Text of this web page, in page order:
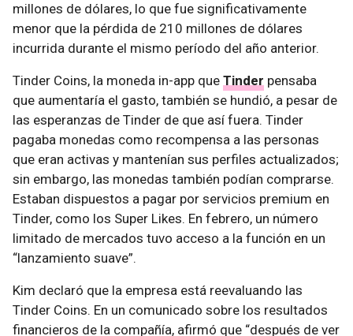
millones de dólares, lo que fue significativamente
menor que la pérdida de 210 millones de dólares
incurrida durante el mismo período del año anterior.
Tinder Coins, la moneda in-app que Tinder pensaba
que aumentaría el gasto, también se hundió, a pesar de
las esperanzas de Tinder de que así fuera. Tinder
pagaba monedas como recompensa a las personas
que eran activas y mantenían sus perfiles actualizados;
sin embargo, las monedas también podían comprarse.
Estaban dispuestos a pagar por servicios premium en
Tinder, como los Super Likes. En febrero, un número
limitado de mercados tuvo acceso a la función en un
“lanzamiento suave”.
Kim declaró que la empresa está reevaluando las
Tinder Coins. En un comunicado sobre los resultados
financieros de la compañía, afirmó que “después de ver